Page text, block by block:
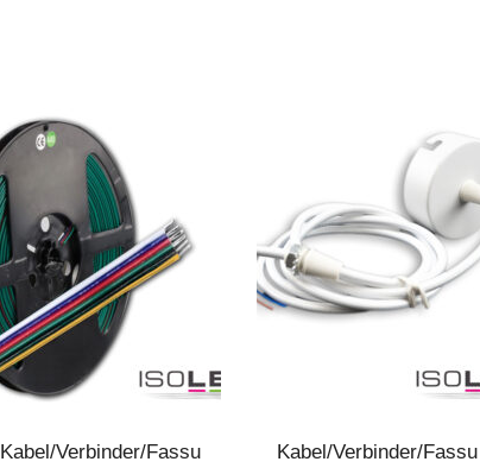
Kabel/Verbinder/Fassu
Kabel/Verbinder/Fassu